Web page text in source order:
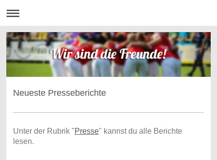
Neueste Presseberichte
Unter der Rubrik "Presse" kannst du alle Berichte
lesen.